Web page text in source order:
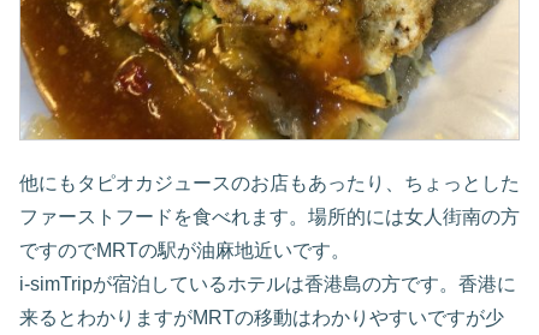
他にもタピオカジュースのお店もあったり、ちょっとした
ファーストフードを食べれます。場所的には女人街南の方
ですのでMRTの駅が油麻地近いです。
i-simTripが宿泊しているホテルは香港島の方です。香港に
来るとわかりますがMRTの移動はわかりやすいですが少